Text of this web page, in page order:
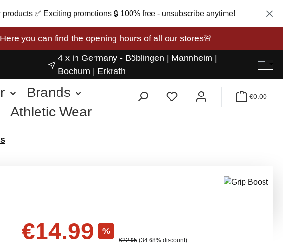
✅ Exciting promotions 🔒 100% free - unsubscribe anytime!
you can find the opening hours of all our stores🚨
4 x in Germany - Böblingen | Mannheim |
Bochum | Erkrath
Brands
Athletic Wear
€0.00
€14.99 %
Regular price:
€22.95 (34.68% discount)